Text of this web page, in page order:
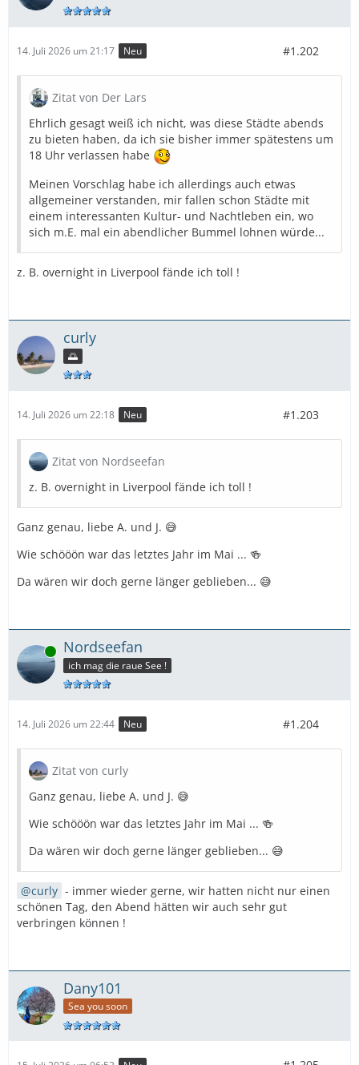
14. Juli 2026 um 21:17 Neu #1.202
Zitat von Der Lars
Ehrlich gesagt weiß ich nicht, was diese Städte abends
zu bieten haben, da ich sie bisher immer spätestens um
18 Uhr verlassen habe
Meinen Vorschlag habe ich allerdings auch etwas
allgemeiner verstanden, mir fallen schon Städte mit
einem interessanten Kultur- und Nachtleben ein, wo
sich m.E. mal ein abendlicher Bummel lohnen würde...
z. B. overnight in Liverpool fände ich toll !
curly
🌅
14. Juli 2026 um 22:18 Neu #1.203
Zitat von Nordseefan
z. B. overnight in Liverpool fände ich toll !
Ganz genau, liebe A. und J. 😅
Wie schööön war das letztes Jahr im Mai ... 🍻
Da wären wir doch gerne länger geblieben... 😅
Online Nordseefan
ich mag die raue See !
14. Juli 2026 um 22:44 Neu #1.204
Zitat von curly
Ganz genau, liebe A. und J. 😅
Wie schööön war das letztes Jahr im Mai ... 🍻
Da wären wir doch gerne länger geblieben... 😅
curly - immer wieder gerne, wir hatten nicht nur einen
schönen Tag, den Abend hätten wir auch sehr gut
verbringen können !
Dany101
Sea you soon